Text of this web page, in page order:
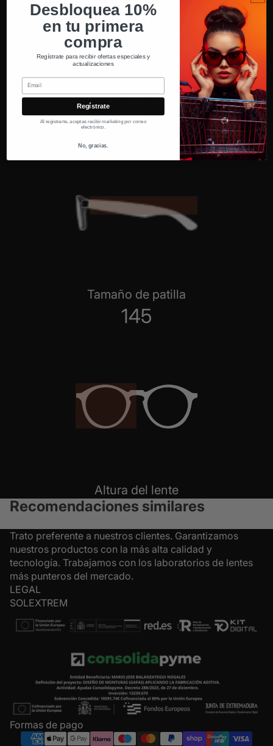
Ancho del puente
15
Tamaño de patilla
145
Altura del lente
Recomendaciones similares
Trato preferente a nuestros clientes. Garantizamos
nuestros productos con la más alta calidad y
tecnología. Trabajamos con los laboratorios de lentes
más punteros del mercado.
LEGAL
SOLEXTREM
Formas de pago
Desbloquea 10%
en tu primera
compra
Regístrate para recibir ofertas especiales y
actualizaciones
Email
Regístrate
Al registrarte, aceptas recibir marketing por correo
electrónico.
No, gracias.